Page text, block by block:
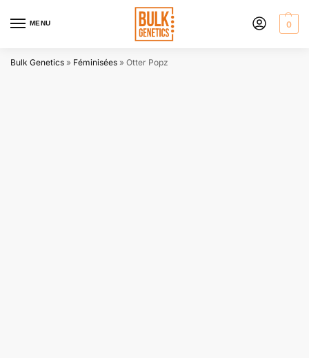
MENU 0
Bulk Genetics » Féminisées » Otter Popz